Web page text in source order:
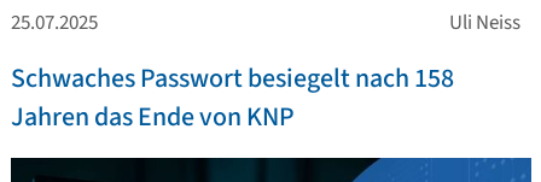
25.07.2025
Uli Neiss
Schwaches Passwort besiegelt nach 158
Jahren das Ende von KNP